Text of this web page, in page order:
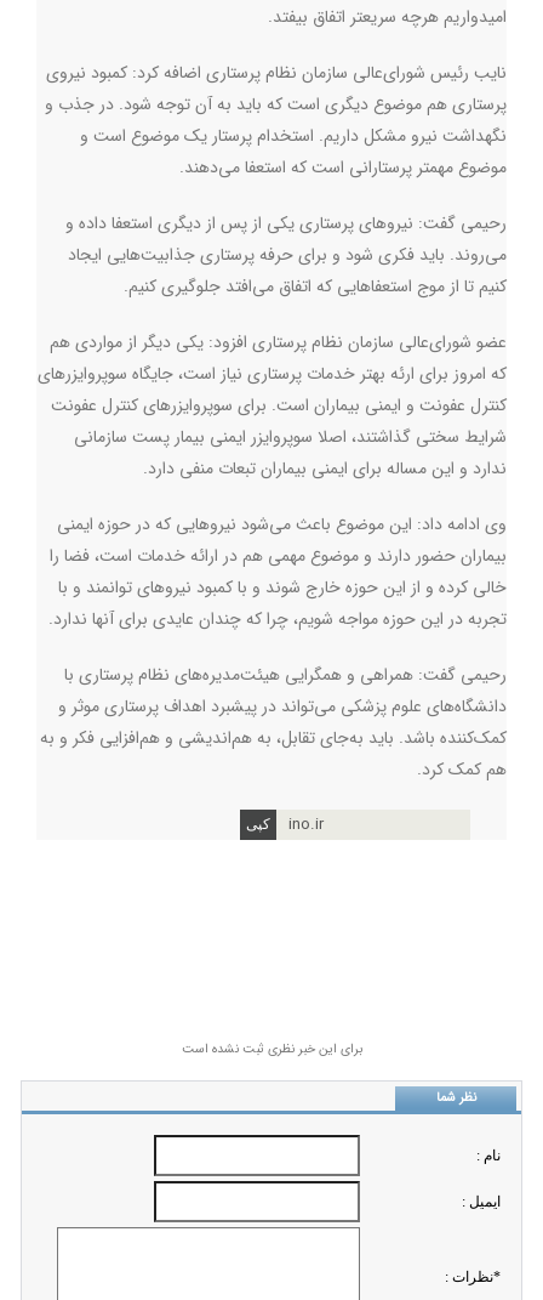
امیدواریم هرچه سریعتر اتفاق بیفتد.
نایب رئیس شورای‌عالی سازمان نظام پرستاری اضافه کرد:‌ کمبود نیروی
پرستاری هم موضوع دیگری است که باید به آن توجه شود. در جذب و
نگهداشت نیرو مشکل داریم. استخدام پرستار یک موضوع است و
موضوع مهمتر پرستارانی است که استعفا می‌دهند.
رحیمی گفت: نیروهای پرستاری یکی از پس از دیگری استعفا داده و
می‌روند. باید فکری شود و برای حرفه پرستاری جذابیت‌هایی ایجاد
کنیم تا از موج استعفاهایی که اتفاق می‌افتد جلوگیری کنیم.
عضو شورای‌عالی سازمان نظام پرستاری افزود: یکی دیگر از مواردی هم
که امروز برای ارئه بهتر خدمات پرستاری نیاز است، جایگاه سوپروایزرهای
کنترل عفونت و ایمنی بیماران است. برای سوپروایزرهای کنترل عفونت
شرایط سختی گذاشتند، اصلا سوپروایزر ایمنی بیمار پست سازمانی
ندارد و این مساله برای ایمنی بیماران تبعات منفی دارد.
وی ادامه داد: این موضوع باعث می‌شود نیروهایی که در حوزه ایمنی
بیماران حضور دارند و موضوع مهمی هم در ارائه خدمات است، فضا را
خالی کرده و از این حوزه خارج شوند و با کمبود نیروهای توانمند و با
تجربه در این حوزه مواجه شویم، چرا که چندان عایدی برای آنها ندارد.
رحیمی گفت: همراهی و همگرایی هیئت‌مدیره‌های نظام پرستاری با
دانشگاه‌های علوم پزشکی می‌تواند در پیشبرد اهداف پرستاری موثر و
کمک‌کننده باشد. باید به‌جای تقابل، به هم‌اندیشی و هم‌افزایی فکر و به
هم کمک کرد.
ino.ir
برای این خبر نظری ثبت نشده است
نظر شما
نام :
ايميل :
*نظرات :